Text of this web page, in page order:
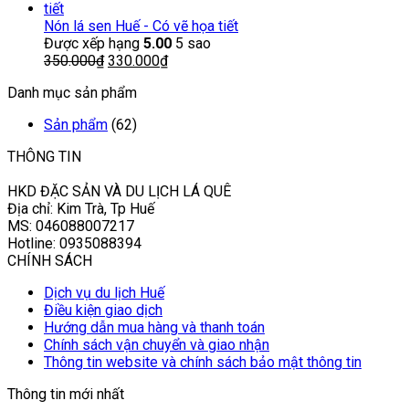
70.000₫.là:
55.000₫.
Nón lá sen Huế - Có vẽ họa tiết
Được xếp hạng 5.00 5 sao
350.000₫ Giá
là:
330.000₫Giá
Danh mục sản phẩm
Sản phẩm (62)
THÔNG TIN
HKD ĐẶC SẢN VÀ DU LỊCH LÁ QUÊ
Địa chỉ: Kim Trà, Tp Huế
MS: 046088007217
Hotline: 0935088394
CHÍNH SÁCH
Dịch vụ du lịch Huế
Điều kiện giao dịch
Hướng dẫn mua hàng và thanh toán
Chính sách vận chuyển và giao nhận
Thông tin website và chính sách bảo mật thông tin
Thông tin mới nhất